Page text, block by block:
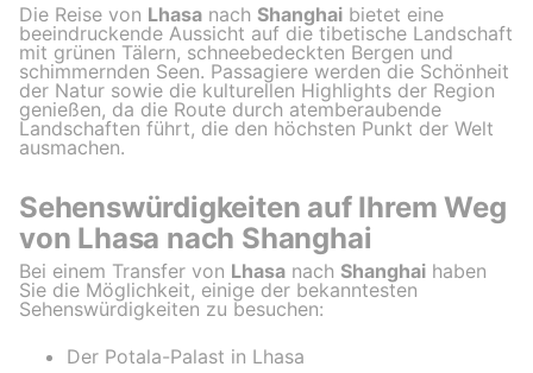
Die Reise von Lhasa nach Shanghai bietet eine
beeindruckende Aussicht auf die tibetische Landschaft
mit grünen Tälern, schneebedeckten Bergen und
schimmernden Seen. Passagiere werden die Schönheit
der Natur sowie die kulturellen Highlights der Region
genießen, da die Route durch atemberaubende
Landschaften führt, die den höchsten Punkt der Welt
ausmachen.
Sehenswürdigkeiten auf Ihrem Weg
von Lhasa nach Shanghai
Bei einem Transfer von Lhasa nach Shanghai haben
Sie die Möglichkeit, einige der bekanntesten
Sehenswürdigkeiten zu besuchen:
Der Potala-Palast in Lhasa